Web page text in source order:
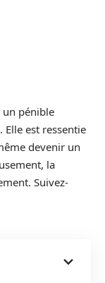
un pénible
est ressentie
devenir un
la
Suivez-